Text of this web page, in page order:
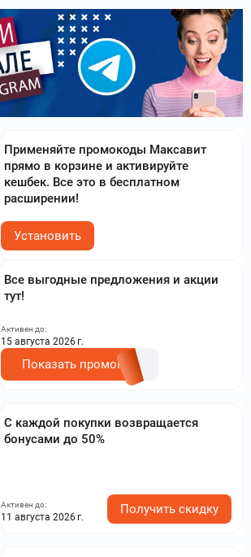
Применяйте промокоды Максавит
прямо в корзине и активируйте
кешбек. Все это в бесплатном
расширении!
Установить
Все выгодные предложения и акции
тут!
Активен до:
15 августа 2026 г.
Показать промокод
С каждой покупки возвращается
бонусами до 50%
Активен до:
11 августа 2026 г.
Получить скидку